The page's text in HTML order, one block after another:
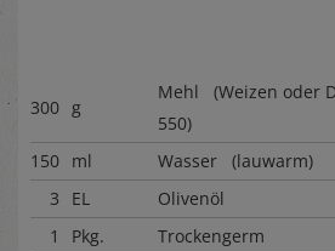
300 g
Mehl (Weizen oder
550)
150 ml
Wasser (lauwarm)
3
EL
Olivenöl
1
Pkg.
Trockengerm